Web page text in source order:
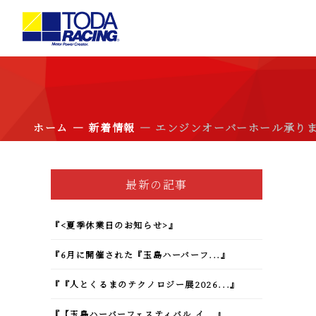
ホーム ― 新着情報 ― エンジンオーバーホール承り
最新の記事
『<夏季休業日のお知らせ>』
『6月に開催された『玉島ハーバーフ...』
『『人とくるまのテクノロジー展2026...』
『【玉島ハーバーフェスティバル イ...』